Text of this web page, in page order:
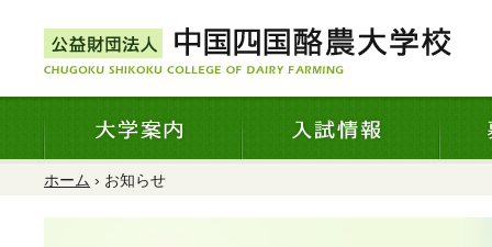
ホーム › お知らせ